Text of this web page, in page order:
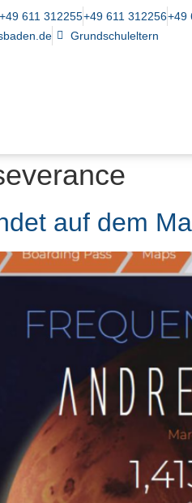
+49 611 312255+49 611 312256+49
Grundschuleltern
auf dem